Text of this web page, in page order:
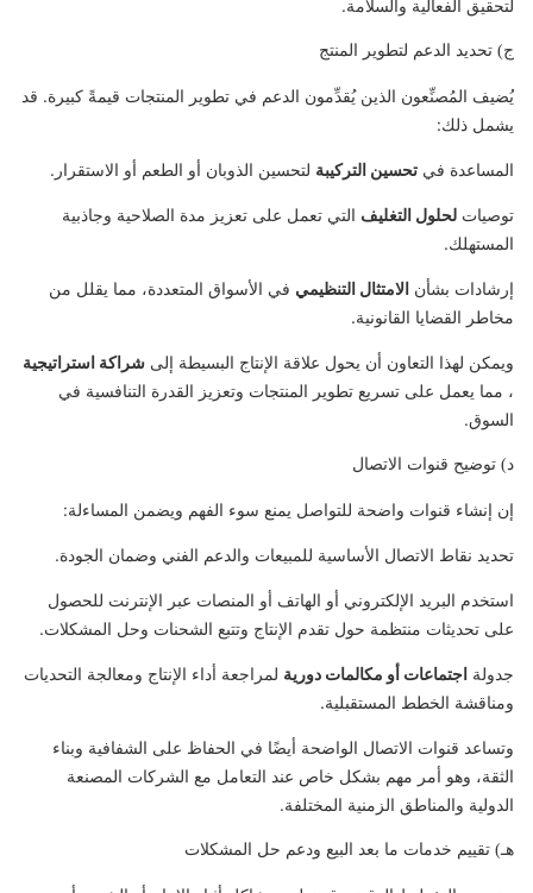
لتحقيق الفعالية والسلامة.
ج) تحديد الدعم لتطوير المنتج
يُضيف المُصنِّعون الذين يُقدِّمون الدعم في تطوير المنتجات قيمةً كبيرة. قد
يشمل ذلك:
المساعدة في تحسين التركيبة لتحسين الذوبان أو الطعم أو الاستقرار.
توصيات لحلول التغليف التي تعمل على تعزيز مدة الصلاحية وجاذبية
المستهلك.
إرشادات بشأن الامتثال التنظيمي في الأسواق المتعددة، مما يقلل من
مخاطر القضايا القانونية.
ويمكن لهذا التعاون أن يحول علاقة الإنتاج البسيطة إلى شراكة استراتيجية
، مما يعمل على تسريع تطوير المنتجات وتعزيز القدرة التنافسية في
السوق.
د) توضيح قنوات الاتصال
إن إنشاء قنوات واضحة للتواصل يمنع سوء الفهم ويضمن المساءلة:
تحديد نقاط الاتصال الأساسية للمبيعات والدعم الفني وضمان الجودة.
استخدم البريد الإلكتروني أو الهاتف أو المنصات عبر الإنترنت للحصول
على تحديثات منتظمة حول تقدم الإنتاج وتتبع الشحنات وحل المشكلات.
جدولة اجتماعات أو مكالمات دورية لمراجعة أداء الإنتاج ومعالجة التحديات
ومناقشة الخطط المستقبلية.
وتساعد قنوات الاتصال الواضحة أيضًا في الحفاظ على الشفافية وبناء
الثقة، وهو أمر مهم بشكل خاص عند التعامل مع الشركات المصنعة
الدولية والمناطق الزمنية المختلفة.
هـ) تقييم خدمات ما بعد البيع ودعم حل المشكلات